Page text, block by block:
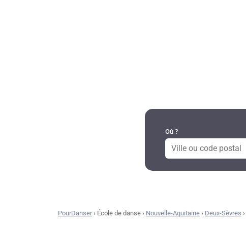
Où ?
PourDanser› École de danse › Nouvelle-Aquitaine › Deux-Sèvres ›